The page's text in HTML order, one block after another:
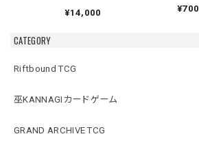
CATEGORY
Riftbound TCG
巫KANNAGIカードゲーム
GRAND ARCHIVE TCG
【Abyssal Heaven】
¥14,000
Heaven】《英語版》
¥700